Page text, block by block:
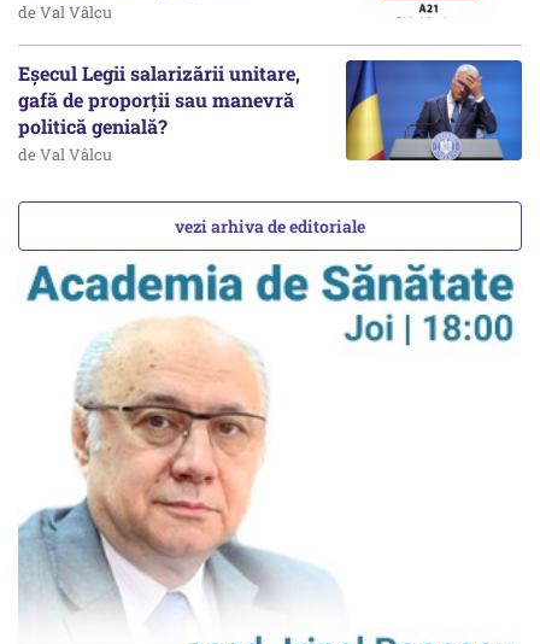
de Val Vâlcu
Eșecul Legii salarizării unitare,
gafă de proporții sau manevră
politică genială?
de Val Vâlcu
vezi arhiva de editoriale